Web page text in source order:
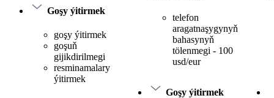
Goşy ýitirmek
goşy ýitirmek
goşuň
gijikdirilmegi
resminamalary
ýitirmek
telefon
aragatnaşygynyň
bahasynyň
tölenmegi - 100
usd/eur
Goşy ýitirmek